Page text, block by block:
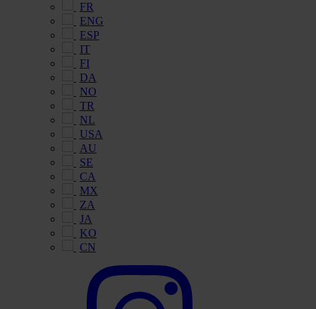
FR
ENG
ESP
IT
FI
DA
NO
TR
NL
USA
AU
SE
CA
MX
ZA
JA
KO
CN